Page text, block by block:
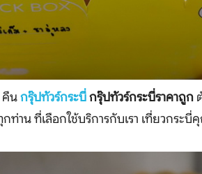
คืนกรุ๊ปทัวร์กระบี่กรุ๊ปทัวร์กระบี่ราคาถูก
น ที่เลือกใช้บริการกับเรา เที่ยวกระบี่